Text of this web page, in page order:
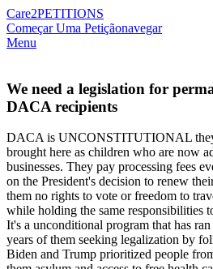
Care2PETITIONS
Começar Uma Petiçãonavegar
Menu
We need a legislation for
DACA recipients
DACA is UNCONSTITUTIONAL
brought here as children who are now
businesses. They pay processing fees
on the President's decision to renew
them no rights to vote or freedom to
while holding the same responsibilities
It's a unconditional program that has
years of them seeking legalization by
Biden and Trump prioritized people